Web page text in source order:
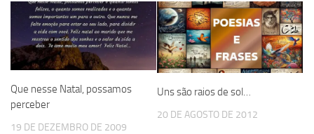
Que nesse Natal, possamos
perceber
19 DE DEZEMBRO DE 2009
Uns são raios de sol…
20 DE AGOSTO DE 2012